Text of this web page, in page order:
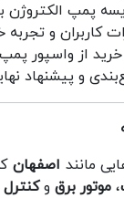
پمپ الکتروژن
کاربران و تجربه
خرید از واسپور
و پیشنهاد
مانند اصفهان
، موتور برق و